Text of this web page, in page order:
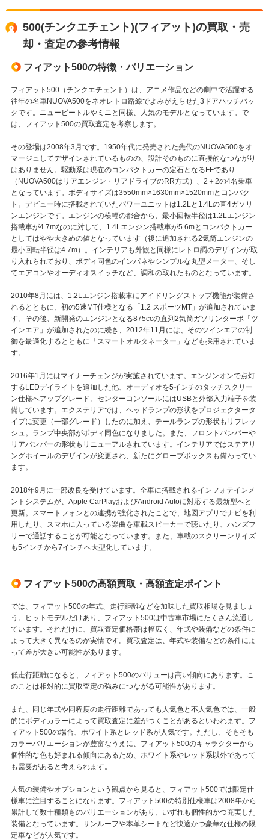
500(チンクエチェント)(フィアット)の買取・売
却・査定の参考情報
フィアット500の特徴・バリエーション
フィアット500（チンクエチェント）は、アニメ作品などの劇中で活躍する
往年の名車NUOVA500をネオレトロ路線でよみがえらせた3ドアハッチバッ
クです。ニュービートルやミニと同様、人気のモデルとなっています。で
は、フィアット500の買取査定を考察します。
その登場は2008年3月です。1950年代に発売された先代のNUOVA500をオ
マージュしてデザインされているものの、設計そのものに直接的なつながり
はありません。駆動系は現在のコンパクトカーの定石となるFFであり
（NUOVA500はリアエンジン・リアドライブのRR方式）、2＋2の4名乗車
となっています。ボディサイズは3550mm×1630mm×1520mmとコンパク
ト。デビュー時に搭載されていたパワーユニットは1.2Lと1.4Lの直4ガソリ
ンエンジンです。エンジンの横幅の都合から、最小回転半径は1.2Lエンジン
搭載車が4.7mなのに対して、1.4Lエンジン搭載車が5.6mとコンパクトカー
としてはやや大きめの値となっています（後に追加される2気筒エンジンの
最小回転半径は4.7m）。インテリアも外観と同様にレトロ調のデザインが取
り入れられており、ボディ同色のインパネやシンプルな丸型メーター、そし
てエアコンやオーディオスイッチなど、調和の取れたものとなっています。
2010年8月には、1.2Lエンジン搭載車にアイドリングストップ機能が装備さ
れるとともに、初の5速MT仕様となる「1.2 スポーツMT」が追加されていま
す。その後、新開発のエンジンとなる875ccの直列2気筒ガソリンターボ「ツ
インエア」が追加されたのに続き、2012年11月には、そのツインエアの制
御を最適化するとともに「スマートオルタネーター」なども採用されていま
す。
2016年1月にはマイナーチェンジが実施されています。エンジンオンで点灯
するLEDデイライトを追加した他、オーディオを5インチのタッチスクリー
ン仕様へアップグレード。センターコンソールにはUSBと外部入力端子を装
備しています。エクステリアでは、ヘッドランプの形状をプロジェクタータ
イプに変更（一部グレード）したのに加え、テールランプの形状もリフレッ
シュ。ランプ中央部がボディ同色になりました。また、フロントバンパーや
リアバンパーの形状もリニューアルされています。インテリアではステアリ
ングホイールのデザインが変更され、新たにグローブボックスも備わってい
ます。
2018年9月に一部改良を受けています。全車に搭載されるインフォテインメ
ントシステムが、Apple CarPlayおよびAndroid Autoに対応する最新型へと
更新。スマートフォンとの連携が強化されたことで、地図アプリでナビを利
用したり、スマホに入っている楽曲を車載スピーカーで聴いたり、ハンズフ
リーで通話することが可能となっています。また、車載のスクリーンサイズ
も5インチから7インチへ大型化しています。
フィアット500の高額買取・高額査定ポイント
では、フィアット500の年式、走行距離などを加味した買取相場を見ましょ
う。ヒットモデルだけあり、フィアット500は中古車市場にたくさん流通し
ています。それだけに、買取査定価格帯は幅広く、年式や装備などの条件に
よって大きく異なるのが実情です。買取査定は、年式や装備などの条件によ
って差が大きい可能性があります。
低走行距離になると、フィアット500のバリューは高い傾向にあります。こ
のことは相対的に買取査定の強みにつながる可能性があります。
また、同じ年式や同程度の走行距離であっても人気色と不人気色では、一般
的にボディカラーによって買取査定に差がつくことがあるといわれます。フ
ィアット500の場合、ホワイト系とレッド系が人気です。ただし、そもそも
カラーバリエーションが豊富なうえに、フィアット500のキャラクターから
個性的な色も好まれる傾向にあるため、ホワイト系やレッド系以外であって
も需要があると考えられます。
人気の装備やオプションという観点から見ると、フィアット500では限定仕
様車に注目することになります。フィアット500の特別仕様車は2008年から
累計して数十種類ものバリエーションがあり、いずれも個性的かつ充実した
装備となっています。サンルーフや本革シートなど快適かつ豪華な仕様の限
定車などが人気です。